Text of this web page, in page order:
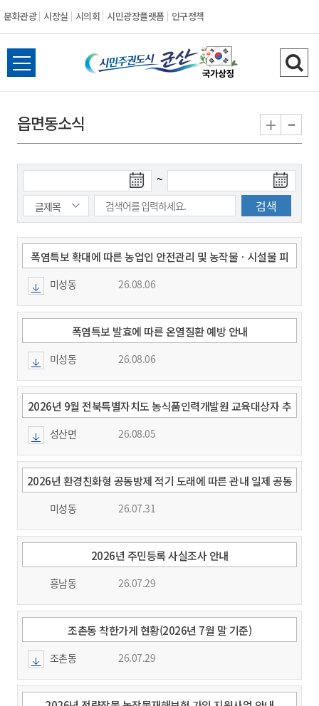
문화관광 시장실 시의회 시민광장플랫폼 인구정책
시
민
권
도
시
군
산
전
체
뉴
열
검
색
기
읍면동소식 + -
색
시
일
~
색
종
일
폭염특보 확대에 따른 농업인 안전관리 및 농작물ㆍ시설물 피
해 예방 안내
미성동 26.08.06
폭염특보 발효에 따른 온열질환 예방 안내
미성동 26.08.06
2026년 9월 전북특별자치도 농식품인력개발원 교육대상자 추
천 요청
성산면 26.08.05
2026년 환경친화형 공동방제 적기 도래에 따른 관내 일제 공동
방제 실시 알림
미성동 26.07.31
2026년 주민등록 사실조사 안내
흥남동 26.07.29
조촌동 착한가게 현황(2026년 7월 말 기준)
조촌동 26.07.29